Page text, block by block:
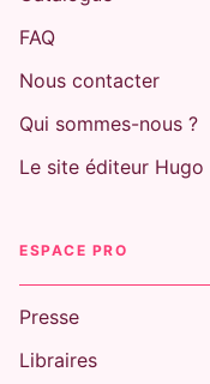
FAQ
Nous contacter
Qui sommes-nous ?
Le site éditeur Hugo
ESPACE PRO
Presse
Libraires